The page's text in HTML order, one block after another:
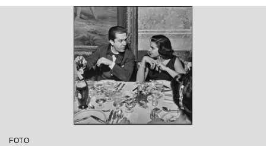
1958 del Teatro alla Scala
FOTO